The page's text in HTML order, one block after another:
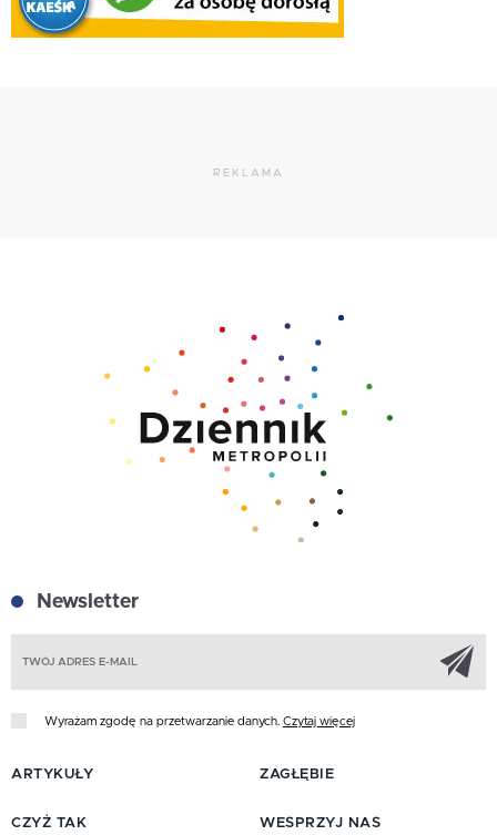
REKLAMA
Newsletter
Wyrażam zgodę na przetwarzanie danych. Czytaj więcej
ARTYKUŁY
CZYŻ TAK
ZAGŁĘBIE
WESPRZYJ NAS